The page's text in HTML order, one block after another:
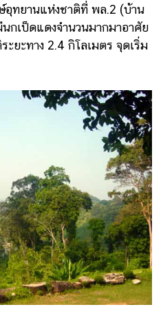
อุทยานแห่งชาติที่ พล.2 (บ้าน
กเป็ดแดงจำนวนมากมาอาศัย
ยะทาง 2.4 กิโลเมตร จุดเริ่ม